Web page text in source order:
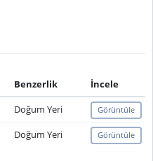
Benzerlik
İncele
Doğum Yeri Görüntüle
Doğum Yeri Görüntüle